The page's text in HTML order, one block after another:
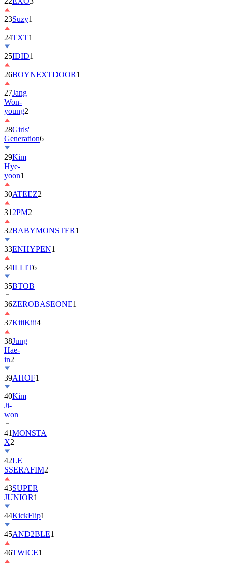
23Suzy1
24TXT1
25IDID1
26BOYNEXTDOOR1
27Jang
Won-
young2
28Girls'
Generation6
29Kim
Hye-
yoon1
30ATEEZ2
31 2PM2
32BABYMONSTER1
33ENHYPEN1
34ILLIT6
35BTOB
36ZEROBASEONE1
37KiiiKiii4
38Jung
Hae-
in2
39AHOF1
40Kim
Ji-
won
41MONSTA
X2
42LE
SSERAFIM2
43SUPER
JUNIOR1
44KickFlip1
45AND2BLE1
46TWICE1